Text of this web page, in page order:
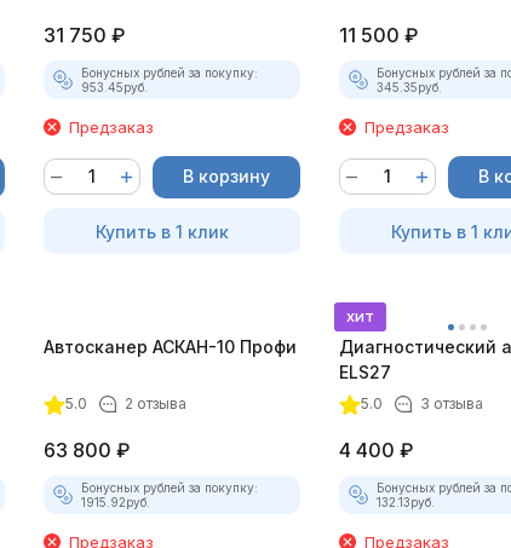
31 750 ₽
Бонусных рублей за покупку:
953.45руб.
Предзаказ
В корзину
Купить в 1 клик
11 500 ₽
Бонусных рублей за
345.35руб.
Предзаказ
В
Купить в 1
Автосканер АСКАН-10 Профи
5.0 2 отзыва
63 800 ₽
Бонусных рублей за покупку:
1915.92руб.
Предзаказ
хит
Диагностический
ELS27
5.0 3 отзыва
4 400 ₽
Бонусных рублей за
132.13руб.
Предзаказ